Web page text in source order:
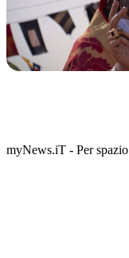
San Basso 2026
myNews.iT - Per